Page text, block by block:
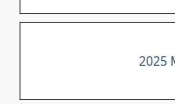
2025